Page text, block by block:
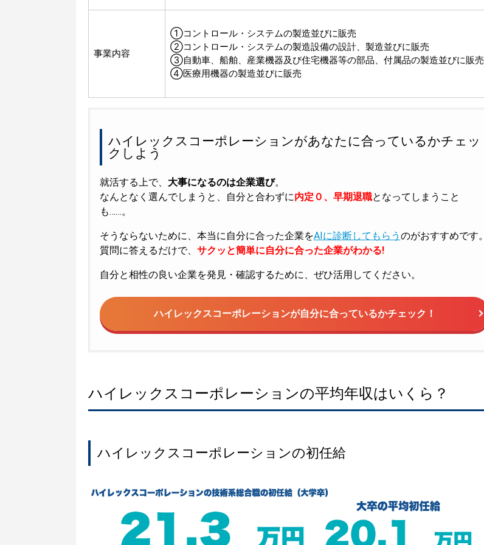
事業内容
①コントロール・システムの製造並びに販売
②コントロール・システムの製造設備の設計、製造並びに販売
③自動車、船舶、産業機器及び住宅機器等の部品、付属品の製造並びに販売
④医療用機器の製造並びに販売
ハイレックスコーポレーションがあなたに合っているかチェッ
クしよう
就活する上で、 大事になるのは企業選び。
なんとなく選んでしまうと、自分と合わずに内定０、早期退職となってしまうこと
も……。
そうならないために、本当に自分に合った企業をAIに診断してもらう のがおすすめです。
質問に答えるだけで、 サクッと簡単に自分に合った企業がわかる!
自分と相性の良い企業を発見・確認するために、ぜひ活用してください。
ハイレックスコーポレーションが自分に合っているかチェック！
ハイレックスコーポレーションの平均年収はいくら？
ハイレックスコーポレーションの初任給